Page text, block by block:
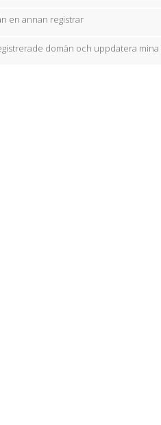
en annan registrar
domän och uppdatera